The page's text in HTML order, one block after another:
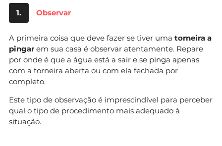
1. Observar
A primeira coisa que deve fazer se tiver uma torneira a
pingar em sua casa é observar atentamente. Repare
por onde é que a água está a sair e se pinga apenas
com a torneira aberta ou com ela fechada por
completo.
Este tipo de observação é imprescindível para perceber
qual o tipo de procedimento mais adequado à
situação.